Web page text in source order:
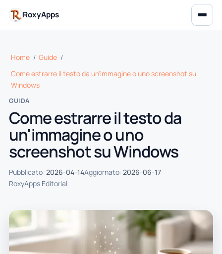
RoxyApps
Home / Guide /
Come estrarre il testo da un'immagine o uno screenshot su
Windows
GUIDA
Come estrarre il testo da
un'immagine o uno
screenshot su Windows
Pubblicato: 2026-04-14Aggiornato: 2026-06-17
RoxyApps Editorial